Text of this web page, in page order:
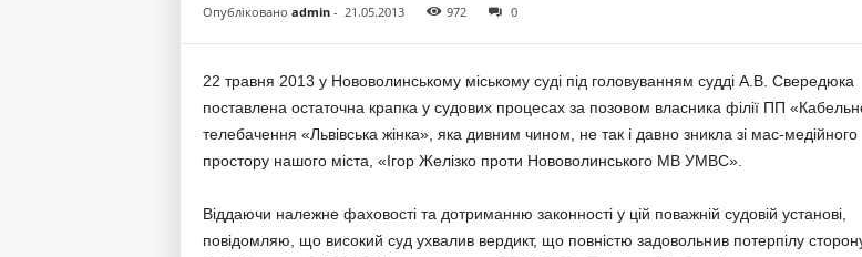
Опубліковано admin- 21.05.2013 972 0
22 травня 2013 у Нововолинському міському суді під головуванням судді А.В. Свередюка
поставлена остаточна крапка у судових процесах за позовом власника філії ПП
телебачення «Львівська жінка», яка дивним чином, не так і давно зникла зі мас-медійного
простору нашого міста, «Ігор Желізко проти Нововолинського МВ УМВС».
Віддаючи належне фаховості та дотриманню законності у цій поважній судовій установі,
повідомляю, що високий суд ухвалив вердикт, що повністю задовольнив потерпілу